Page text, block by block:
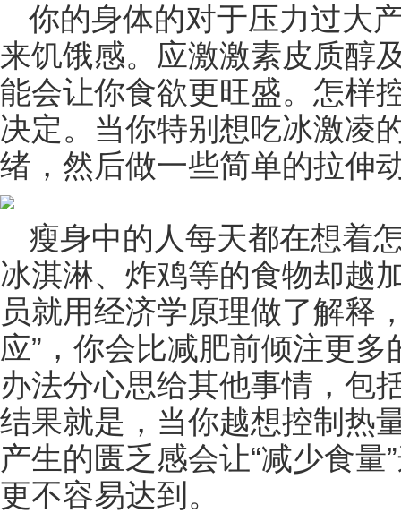
你的身体的对于压力过大
来饥饿感。应激激素皮质醇
能会让你食欲更旺盛。怎样
决定。当你特别想吃冰激凌
绪，然后做一些简单的拉伸
瘦身中的人每天都在想着
冰淇淋、炸鸡等的食物却越
员就用经济学原理做了解释
应”，你会比减肥前倾注更
办法分心思给其他事情，包
结果就是，当你越想控制热
产生的匮乏感会让“减少食
更不容易达到。